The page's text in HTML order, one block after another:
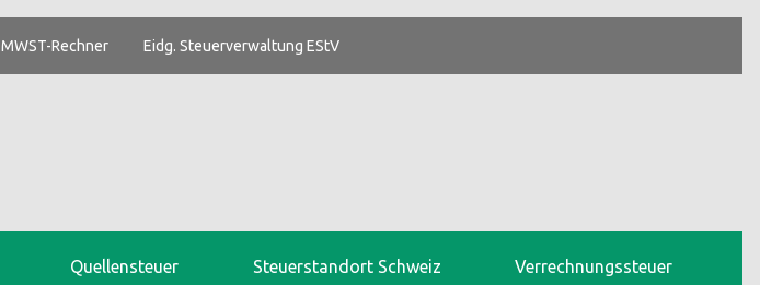
MWST-Rechner Eidg. Steuerverwaltung EStV
Quellensteuer Steuerstandort Schweiz Verrechnungssteuer